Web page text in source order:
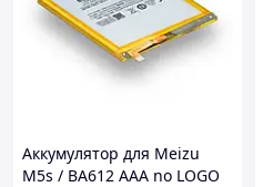
Аккумулятор для Meizu
M5s / BA612 AAA no LOGO